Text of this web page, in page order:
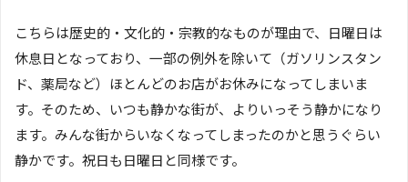
こちらは歴史的・文化的・宗教的なものが理由で、日曜日は
休息日となっており、一部の例外を除いて（ガソリンスタン
ド、薬局など）ほとんどのお店がお休みになってしまいま
す。そのため、いつも静かな街が、よりいっそう静かになり
ます。みんな街からいなくなってしまったのかと思うぐらい
静かです。祝日も日曜日と同様です。